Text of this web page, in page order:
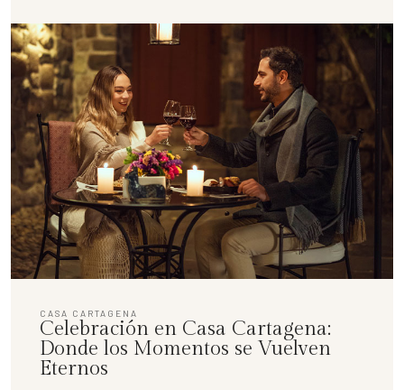
CASA CARTAGENA
Celebración en Casa Cartagena:
Donde los Momentos se Vuelven
Eternos